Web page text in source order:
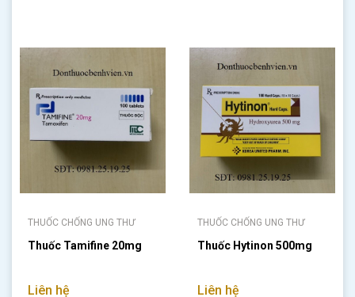
THUỐC CHỐNG UNG THƯ
Thuốc Tamifine 20mg
Liên hệ
THUỐC CHỐNG UNG THƯ
Thuốc Hytinon 500mg
Liên hệ